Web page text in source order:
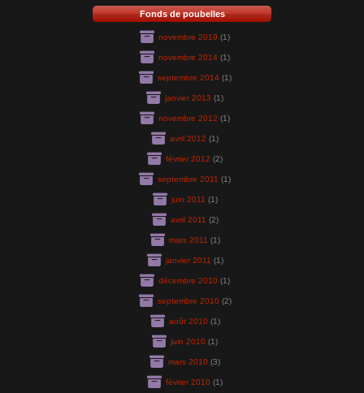
Fonds de poubelles
novembre 2019 (1)
novembre 2014 (1)
septembre 2014(1)
janvier 2013 (1)
novembre 2012 (1)
avril 2012 (1)
février 2012 (2)
septembre 2011 (1)
juin 2011 (1)
avril 2011 (2)
mars 2011 (1)
janvier 2011 (1)
décembre 2010 (1)
septembre 2010(2)
août 2010(1)
juin 2010 (1)
mars 2010 (3)
février 2010 (1)